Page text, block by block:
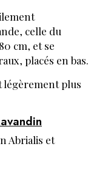
celle du
cm, et se
placés en bas.
légèrement plus
Abrialis et